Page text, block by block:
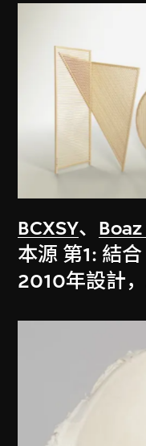
BCXSY、
本源 第1: 結合
2010年設計